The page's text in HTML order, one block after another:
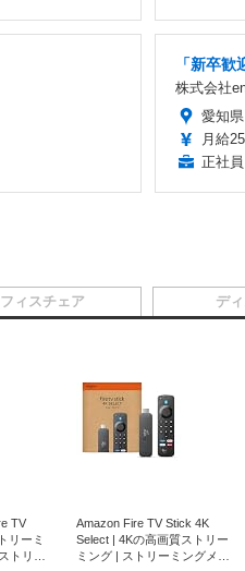
「新卒
株式会社
愛知県
月給
正社員
TV
リーミ
トリー
Amazon Fire TV Stick 4K
Select | 4Kの高画質ストリー
ミング | ストリーミングメデ
ィスチェア デ